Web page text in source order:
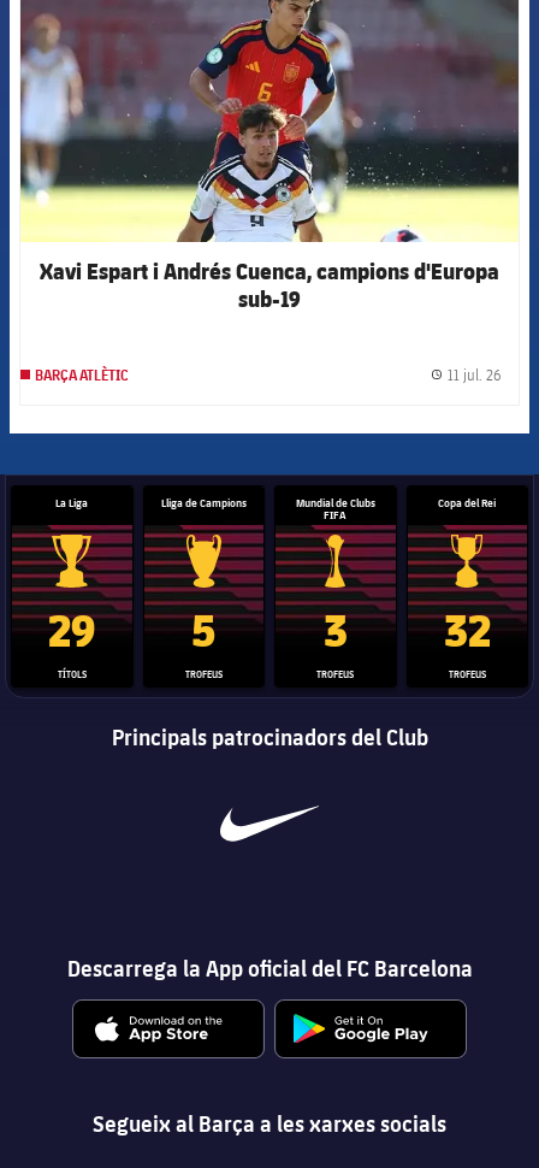
Xavi Espart i Andrés Cuenca, campions d'Europa
sub-19
BARÇA ATLÈTIC 11 jul. 26
La Liga
Trofeu de la Liga
29
TÍTOLS
Lliga de Campions
Trofeu de la Lliga de Campions
5
TROFEUS
Mundial de Clubs
FIFA
Trofeu del Mundial de Clubs
3
TROFEUS
Copa del Rei
Copa del
32
TROFEUS
Principals patrocinadors del Club
Descarrega la App oficial del FC Barcelona
Segueix al Barça a les xarxes socials